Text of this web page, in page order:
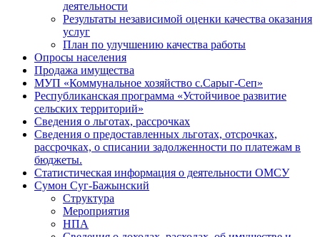
деятельности
Результаты независимой оценки качества оказания
услуг
План по улучшению качества работы
Опросы населения
Продажа имущества
МУП «Коммунальное хозяйство с.Сарыг-Сеп»
Республиканская программа «Устойчивое развитие
сельских территорий»
Сведения о льготах, рассрочках
Сведения о предоставленных льготах, отсрочках,
рассрочках, о списании задолженности по платежам в
бюджеты.
Статистическая информация о деятельности ОМСУ
Сумон Суг-Бажынский
Структура
Мероприятия
НПА